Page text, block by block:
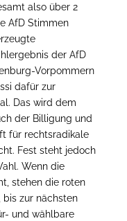
also über 2
AfD Stimmen
der AfD
Vorpommern
dafür zur
Das wird dem
der Billigung und
für rechtsradikale
Fest steht jedoch
Wenn die
stehen die roten
zur nächsten
und wählbare